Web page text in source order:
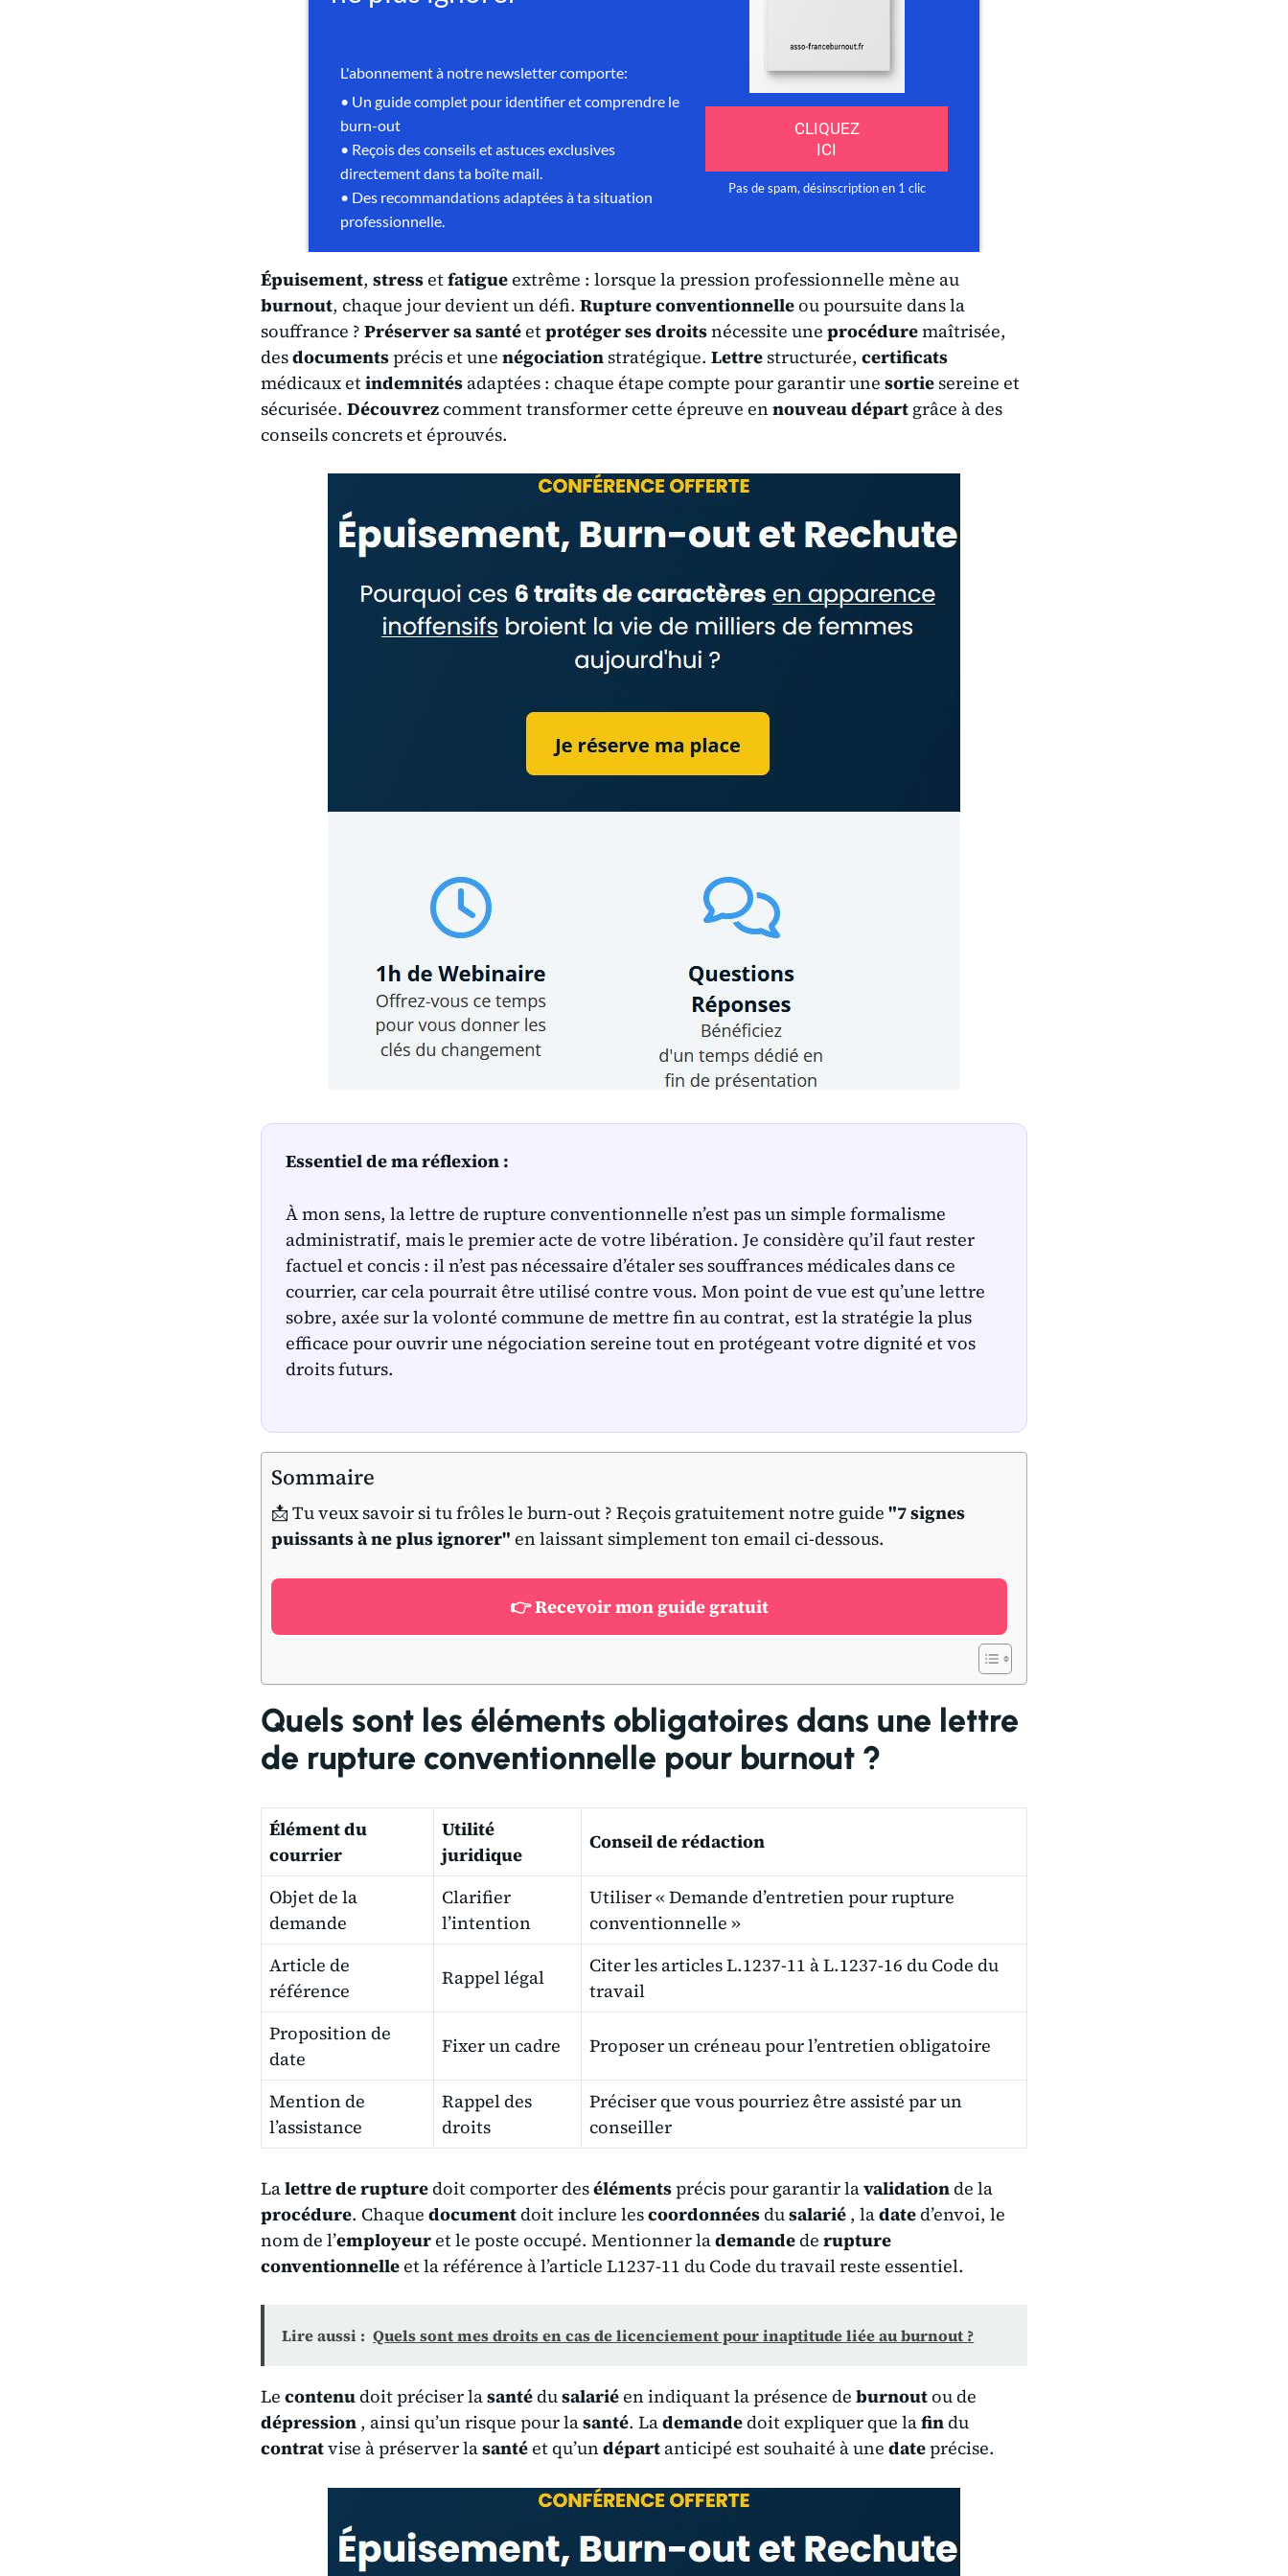
Épuisement, stressetfatigueextrême : lorsque la pression professionnelle mène au
burnout, chaque jour devient un défi. Rupture conventionnelleou poursuite dans la
souffrance ? Préserver sa santéetprotéger ses droitsnécessite une procéduremaîtrisée,
desdocumentsprécis et une négociation stratégique. Lettre structurée, certificats
médicaux etindemnités adaptées : chaque étape compte pour garantir une sortie sereine et
sécurisée. Découvrezcomment transformer cette épreuve ennouveau départ grâce à des
conseils concrets et éprouvés.
Essentiel de ma réflexion :
À mon sens, la lettre de rupture conventionnelle n’est pas un simple formalisme
administratif, mais le premier acte de votre libération. Je considère qu’il faut rester
factuel et concis : il n’est pas nécessaire d’étaler ses souffrances médicales dans ce
courrier, car cela pourrait être utilisé contre vous. Mon point de vue est qu’une lettre
sobre, axée sur la volonté commune de mettre fin au contrat, est la stratégie la plus
efficace pour ouvrir une négociation sereine tout en protégeant votre dignité et vos
droits futurs.
Sommaire
📩 Tu veux savoir si tu frôles le burn-out ? Reçois gratuitement notre guide "7 signes
puissants à ne plus ignorer" en laissant simplement ton email ci-dessous.
👉 Recevoir mon guide gratuit
Quels sont les éléments obligatoires dans une lettre
de rupture conventionnelle pour burnout ?
Élément du
courrier
Utilité
juridique
Conseil de rédaction
Objet de la
demande
Clarifier
l’intention
Utiliser « Demande d’entretien pour rupture
conventionnelle »
Article de
référence
Rappel légal
Citer les articles L.1237-11 à L.1237-16 du Code du
travail
Proposition de
date
Fixer un cadre Proposer un créneau pour l’entretien obligatoire
Mention de
l’assistance
Rappel des
droits
Préciser que vous pourriez être assisté par un
conseiller
Lalettre de rupturedoit comporter desélémentsprécis pour garantir lavalidationde la
procédure. Chaque documentdoit inclure lescoordonnéesdusalarié , ladated’envoi, le
nom de l’employeuret le poste occupé. Mentionner lademandede rupture
conventionnelleet la référence à l’article L1237-11 du Code du travail reste essentiel.
Lire aussi : Quels sont mes droits en cas de licenciement pour inaptitude liée au burnout ?
Le contenudoit préciser lasantédusalariéen indiquant la présence de burnoutou de
dépression , ainsi qu’un risque pour lasanté. Lademandedoit expliquer que lafindu
contratvise à préserver lasantéet qu’undépart anticipé est souhaité à une dateprécise.